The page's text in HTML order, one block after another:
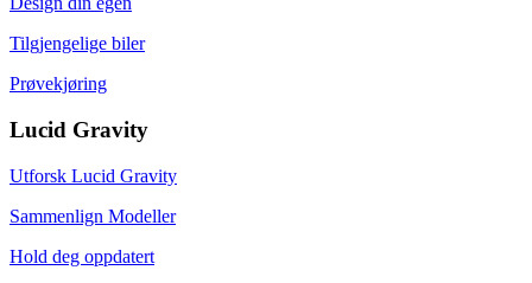
Tilgjengelige biler
Prøvekjøring
Lucid Gravity
Utforsk Lucid Gravity
Sammenlign Modeller
Hold deg oppdatert